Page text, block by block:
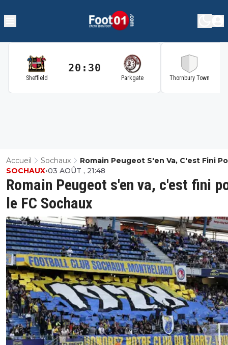
Sheffield
20:30
Parkgate Thornbury Town
Accueil Sochaux
Romain Peugeot S'en Va, C'est Fini
FC Sochaux
Romain Peugeot s'en va, c'est fini
le FC Sochaux
SOCHAUX•03 AOÛT , 21:48